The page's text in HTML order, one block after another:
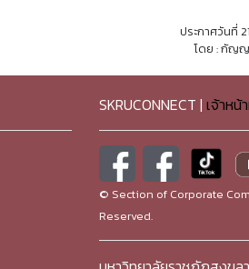
ประกาศวันที่
โดย : กัญญ
SKRUCONNECT | เจ้าหน้
© Section of Corporate
Reserved.